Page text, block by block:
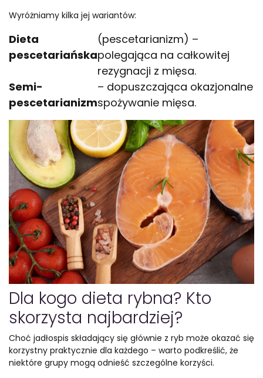
Wyróżniamy kilka jej wariantów:
Dieta
pescetariańska
(pescetarianizm) –
polegająca na całkowitej
rezygnacji z mięsa.
Semi-
pescetarianizm
– dopuszczająca okazjonalne
spożywanie mięsa.
Dla kogo dieta rybna? Kto
skorzysta najbardziej?
Choć jadłospis składający się głównie z ryb może okazać się
korzystny praktycznie dla każdego – warto podkreślić, że
niektóre grupy mogą odnieść szczególne korzyści.